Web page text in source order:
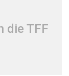
die TFF